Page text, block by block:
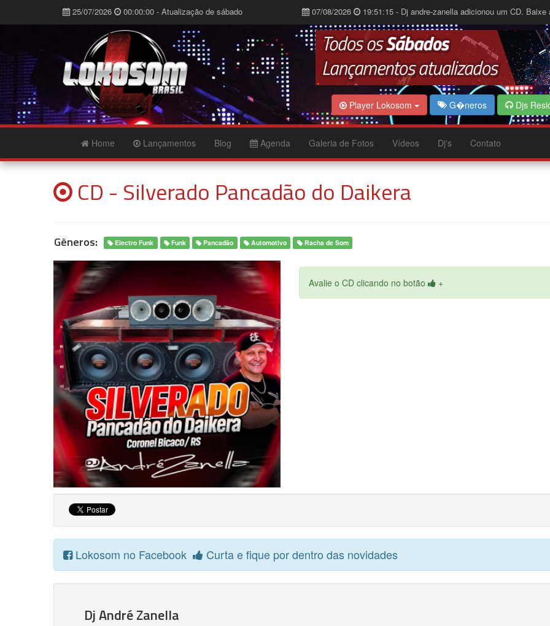
25/07/2026 00:00:00 - Atualização de sábado 07/08/2026 19:51:15 - Dj andre-zanella adicionou um CD. Baixe
Player Lokosom G�neros Djs
Home Lançamentos Blog Agenda Galeria de Fotos Vídeos Dj's Contato
CD - Silverado Pancadão do Daikera
Gêneros: Electro Funk Funk Pancadão Automotivo Racha de Som
Avalie o CD clicando no botão +
Lokosom no Facebook Curta e fique por dentro das novidades
Dj André Zanella